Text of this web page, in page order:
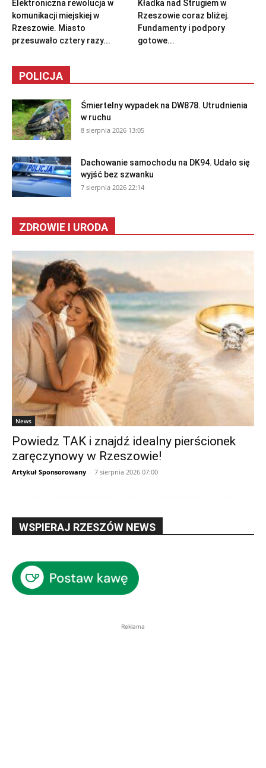
Elektroniczna rewolucja w
komunikacji miejskiej w
Rzeszowie. Miasto
przesuwało cztery razy...
Kładka nad Strugiem w
Rzeszowie coraz bliżej.
Fundamenty i podpory
gotowe...
POLICJA
Śmiertelny wypadek na DW878. Utrudnienia
w ruchu
8 sierpnia 2026 13:05
Dachowanie samochodu na DK94. Udało się
wyjść bez szwanku
7 sierpnia 2026 22:14
ZDROWIE I URODA
News
Powiedz TAK i znajdź idealny pierścionek
zaręczynowy w Rzeszowie!
Artykuł Sponsorowany - 7 sierpnia 2026 07:00
WSPIERAJ RZESZÓW NEWS
Reklama